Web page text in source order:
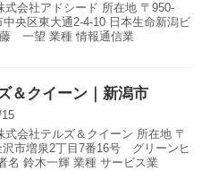
式会社アドシード 所在地 〒950-
央区東大通2-4-10 日本生命新潟ビ
一望 業種 情報通信業
＆クイーン｜新潟市
会社テルズ＆クイーン 所在地 〒
沢市増泉2丁目7番16号 グリーンヒ
名 鈴木一輝 業種 サービス業